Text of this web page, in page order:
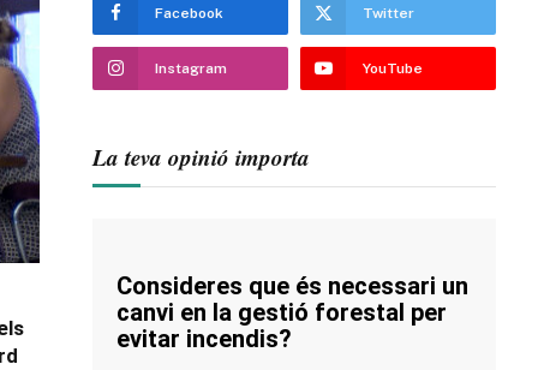
Facebook Twitter
Instagram YouTube
La teva opinió importa
Consideres que és necessari un
canvi en la gestió forestal per
evitar incendis?